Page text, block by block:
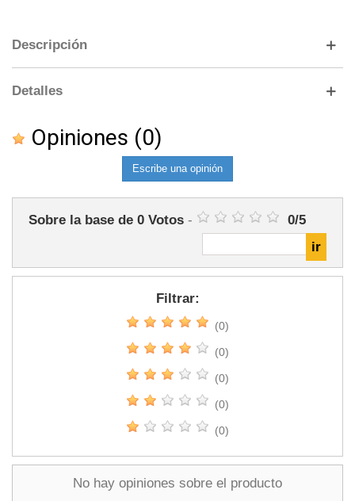
Descripción
Detalles
Opiniones (0)
Escribe una opinión
Sobre la base de 0 Votos - 0/5
Filtrar:
(0)
(0)
(0)
(0)
(0)
No hay opiniones sobre el producto